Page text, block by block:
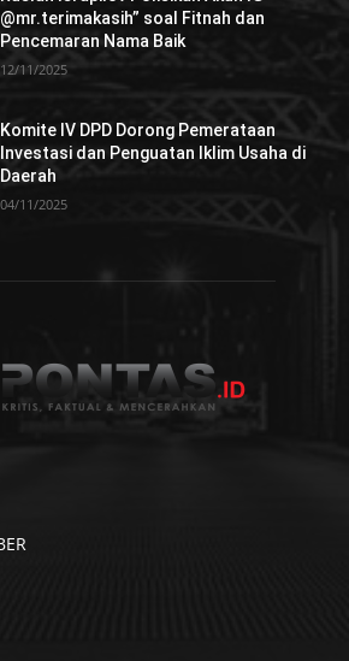
@mr.terimakasih” soal Fitnah dan
Pencemaran Nama Baik
12/11/2025
Komite IV DPD Dorong Pemerataan
Investasi dan Penguatan Iklim Usaha di
Daerah
04/11/2025